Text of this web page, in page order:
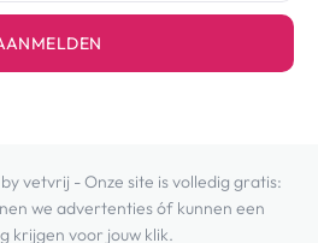
vetvrij - Onze site is volledig gratis:
we advertenties óf kunnen een
krijgen voor jouw klik.